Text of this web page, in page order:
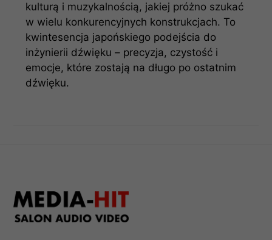
kulturą i muzykalnością, jakiej próżno szukać
w wielu konkurencyjnych konstrukcjach. To
kwintesencja japońskiego podejścia do
inżynierii dźwięku – precyzja, czystość i
emocje, które zostają na długo po ostatnim
dźwięku.